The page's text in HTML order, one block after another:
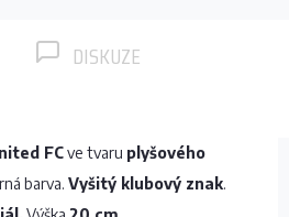
DISKUZE
FCve tvaru plyšového
barva. Vyšitý klubový znak.